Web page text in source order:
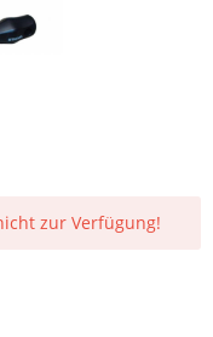
zur Verfügung!